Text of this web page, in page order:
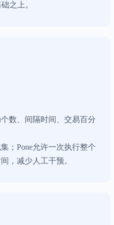
之上。
数、间隔时间、交易百分
；Pone允许一次执行整个
，减少人工干预。